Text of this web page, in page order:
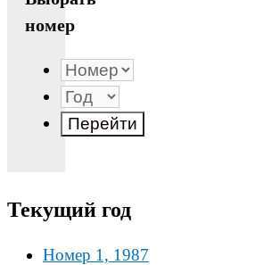
номер
Текущий год
Номер 1, 1987